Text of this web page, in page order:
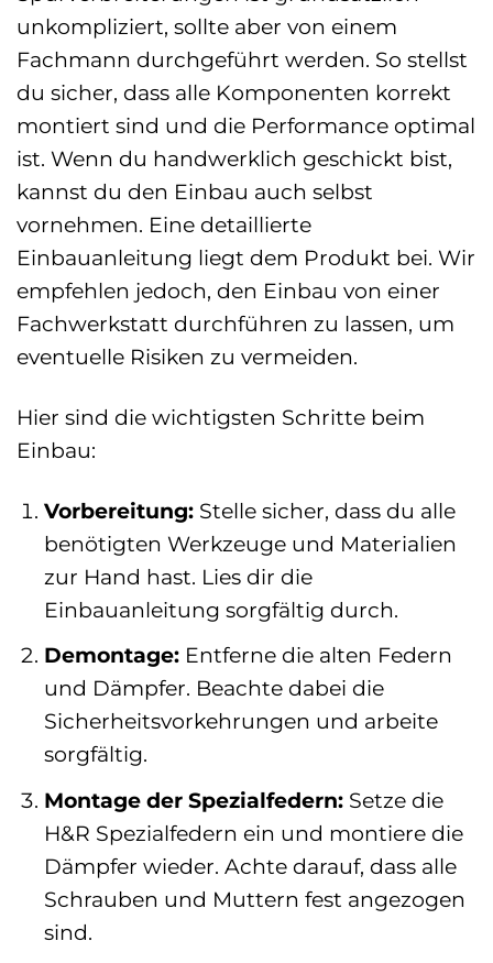
unkompliziert, sollte aber von einem
Fachmann durchgeführt werden. So stellst
du sicher, dass alle Komponenten korrekt
montiert sind und die Performance optimal
ist. Wenn du handwerklich geschickt bist,
kannst du den Einbau auch selbst
vornehmen. Eine detaillierte
Einbauanleitung liegt dem Produkt bei. Wir
empfehlen jedoch, den Einbau von einer
Fachwerkstatt durchführen zu lassen, um
eventuelle Risiken zu vermeiden.
Hier sind die wichtigsten Schritte beim
Einbau:
Vorbereitung:Stelle sicher, dass du alle
benötigten Werkzeuge und Materialien
zur Hand hast. Lies dir die
Einbauanleitung sorgfältig durch.
Demontage:Entferne die alten Federn
und Dämpfer. Beachte dabei die
Sicherheitsvorkehrungen und arbeite
sorgfältig.
Montage der Spezialfedern:Setze die
H&R Spezialfedern ein und montiere die
Dämpfer wieder. Achte darauf, dass alle
Schrauben und Muttern fest angezogen
sind.